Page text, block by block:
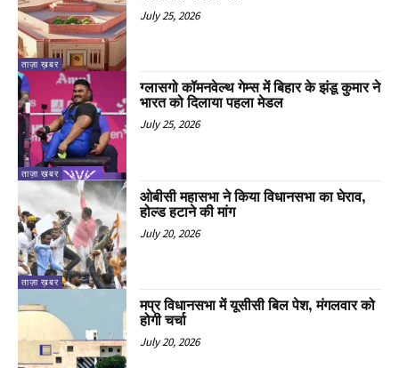
ताज़ा ख़बर
July 25, 2026
ताज़ा ख़बर
ग्लासगो कॉमनवेल्थ गेम्स में बिहार के झंडू कुमार ने
भारत को दिलाया पहला मेडल
July 25, 2026
ताज़ा ख़बर
ओबीसी महासभा ने किया विधानसभा का घेराव,
होल्ड हटाने की मांग
July 20, 2026
मप्र विधानसभा में यूसीसी बिल पेश, मंगलवार को
होगी चर्चा
July 20, 2026